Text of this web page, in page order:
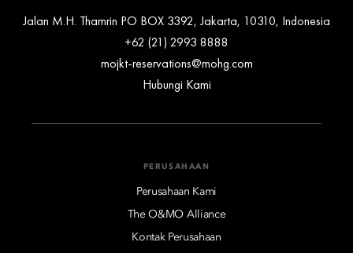
Jalan M.H. Thamrin PO BOX 3392, Jakarta, 10310, Indonesia
+62 (21) 2993 8888
mojkt-reservations@mohg.com
Hubungi Kami
PERUSAHAAN
Perusahaan Kami
The O&MO Alliance
Kontak Perusahaan